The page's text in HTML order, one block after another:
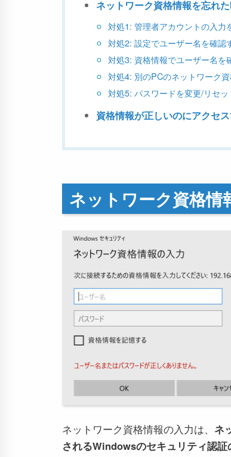
ネットワーク資格情報を忘れ
対処1: 管理者アカウントの入力
対処2: 設定でユーザー名を確認
対処3: 資格情報でユーザー名を
対処4: 別のPCのネットワーク
対処5: パスワードを変更/リセッ
資格情報が正しいのにアクセ
ネットワーク資格情
ネットワーク資格情報の入力は、 ネ
されるWindowsのセキュリティ認証